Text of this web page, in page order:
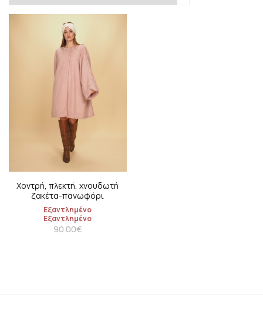
Χοντρή, πλεκτή, χνουδωτή
ζακέτα-πανωφόρι
Εξαντλημένο
Εξαντλημένο
90.00€